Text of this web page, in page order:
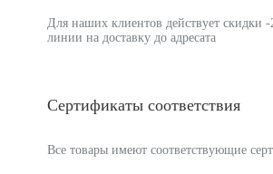
Для наших клиентов действует скидки
линии на доставку до адресата
Сертификаты соответствия
Все товары имеют соответствующие